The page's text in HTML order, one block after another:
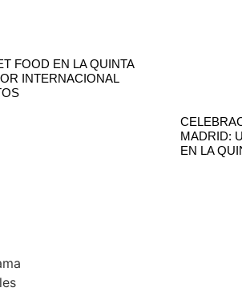
FOOD EN LA QUINTA
INTERNACIONAL
MADRID:
EN LA